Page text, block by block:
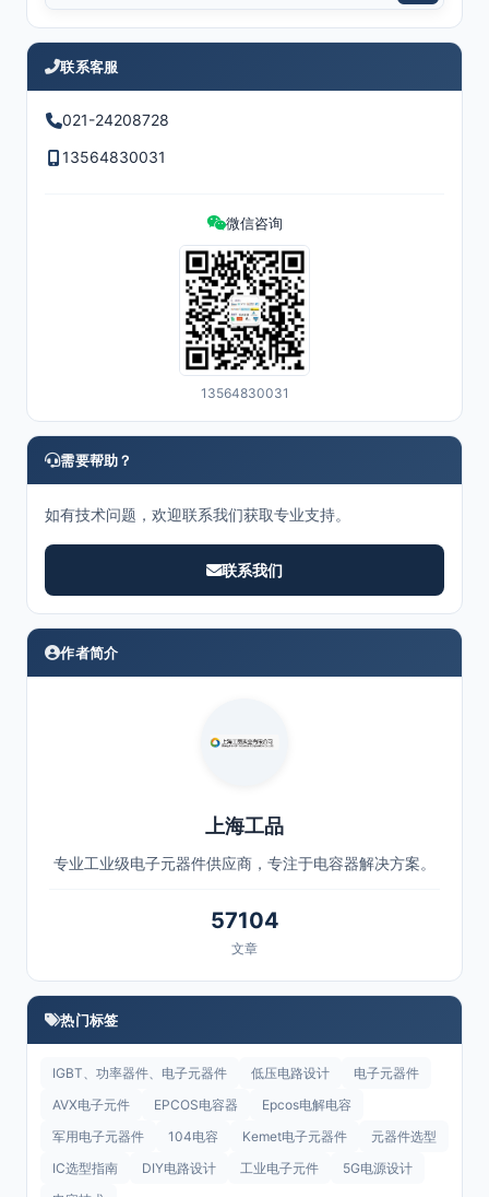
联系客服
021-24208728
13564830031
微信咨询
13564830031
需要帮助？
如有技术问题，欢迎联系我们获取专业支持。
联系我们
作者简介
上海工品
专业工业级电子元器件供应商，专注于电容器解决方案。
57104
文章
热门标签
IGBT、功率器件、电子元器件 低压电路设计
电子元器件
AVX电子元件
EPCOS电容器
Epcos电解电容
军用电子元器件
104电容 Kemet电子元器件
元器件选型
IC选型指南
DIY电路设计 工业电子元件
5G电源设计